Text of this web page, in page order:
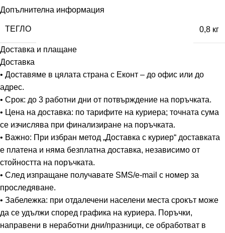
Допълнителна информация
ТЕГЛО 0,8 кг
Доставка и плащане
Доставка
• Доставяме в цялата страна с Еконт – до офис или до
адрес.
• Срок: до 3 работни дни от потвърждение на поръчката.
• Цена на доставка: по тарифите на куриера; точната сума
се изчислява при финализиране на поръчката.
• Важно: При избран метод „Доставка с куриер“ доставката
е платена и няма безплатна доставка, независимо от
стойността на поръчката.
• След изпращане получавате SMS/e-mail с номер за
проследяване.
• Забележка: при отдалечени населени места срокът може
да се удължи според графика на куриера. Поръчки,
направени в неработни дни/празници, се обработват в